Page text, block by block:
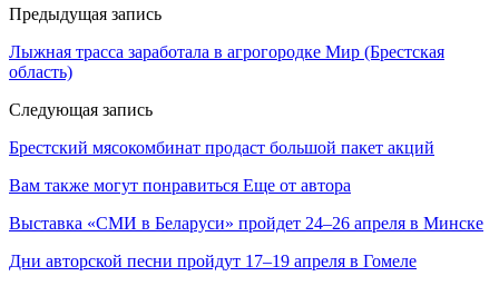
Предыдущая запись
Лыжная трасса заработала в агрогородке Мир (Брестская
область)
Следующая запись
Брестский мясокомбинат продаст большой пакет акций
Вам также могут понравиться Еще от автора
Выставка «СМИ в Беларуси» пройдет 24–26 апреля в Минске
Дни авторской песни пройдут 17–19 апреля в Гомеле